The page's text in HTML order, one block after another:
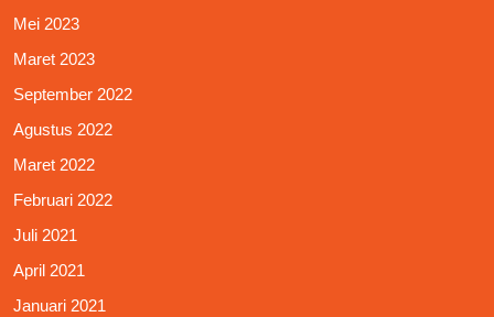
Mei 2023
Maret 2023
September 2022
Agustus 2022
Maret 2022
Februari 2022
Juli 2021
April 2021
Januari 2021